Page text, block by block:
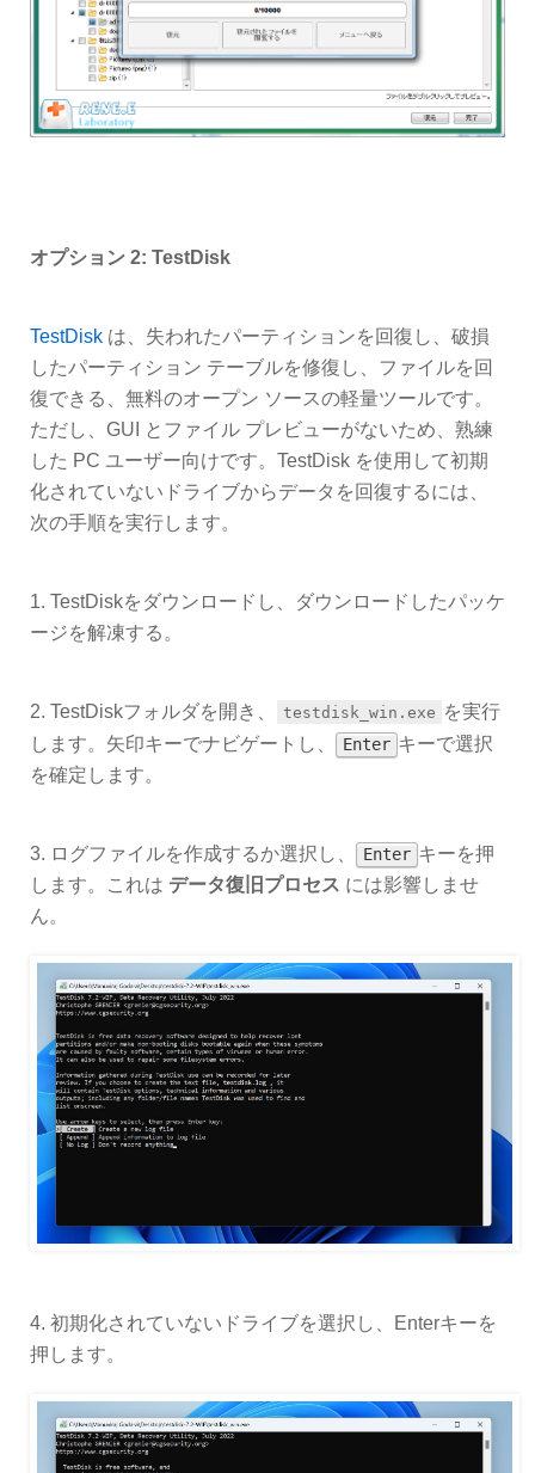
オプション 2: TestDisk
TestDisk は、失われたパーティションを回復し、破損
したパーティション テーブルを修復し、ファイルを回
復できる、無料のオープン ソースの軽量ツールです。
ただし、GUI とファイル プレビューがないため、熟練
した PC ユーザー向けです。TestDisk を使用して初期
化されていないドライブからデータを回復するには、
次の手順を実行します。
1. TestDiskをダウンロードし、ダウンロードしたパッケ
ージを解凍する。
2. TestDiskフォルダを開き、 testdisk_win.exe を実行
します。矢印キーでナビゲートし、
Enter キーで選択
を確定します。
3. ログファイルを作成するか選択し、 Enter キーを押
します。これは データ復旧プロセス には影響しませ
ん。
4. 初期化されていないドライブを選択し、Enterキーを
押します。